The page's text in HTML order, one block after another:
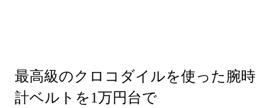
最高級のクロコダイルを使った腕時
計ベルトを1万円台で